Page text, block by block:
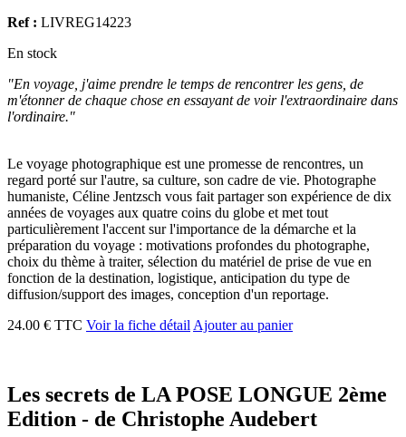
Ref : LIVREG14223
En stock
"En voyage, j'aime prendre le temps de rencontrer les gens, de
m'étonner de chaque chose en essayant de voir l'extraordinaire dans
l'ordinaire."
Le voyage photographique est une promesse de rencontres, un
regard porté sur l'autre, sa culture, son cadre de vie. Photographe
humaniste, Céline Jentzsch vous fait partager son expérience de dix
années de voyages aux quatre coins du globe et met tout
particulièrement l'accent sur l'importance de la démarche et la
préparation du voyage : motivations profondes du photographe,
choix du thème à traiter, sélection du matériel de prise de vue en
fonction de la destination, logistique, anticipation du type de
diffusion/support des images, conception d'un reportage.
24.00 € TTC Voir la fiche détail Ajouter au panier
Les secrets de LA POSE LONGUE 2ème
Edition - de Christophe Audebert